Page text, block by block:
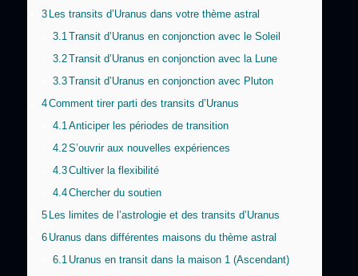
3 Les transits d’Uranus dans votre thème astral
3.1
Transit d’Uranus en conjonction avec le Soleil
3.2
Transit d’Uranus en conjonction avec la Lune
3.3
Transit d’Uranus en conjonction avec Pluton
4Comment tirer parti des transits d’Uranus
4.1Anticiper les périodes de transition
4.2S’ouvrir aux nouvelles expériences
4.3Cultiver la flexibilité
4.4Chercher du soutien
5 Les limites de l’astrologie et des transits d’Uranus
6 Uranus dans différentes maisons du thème astral
6.1 Uranus en transit dans la maison 1 (Ascendant)